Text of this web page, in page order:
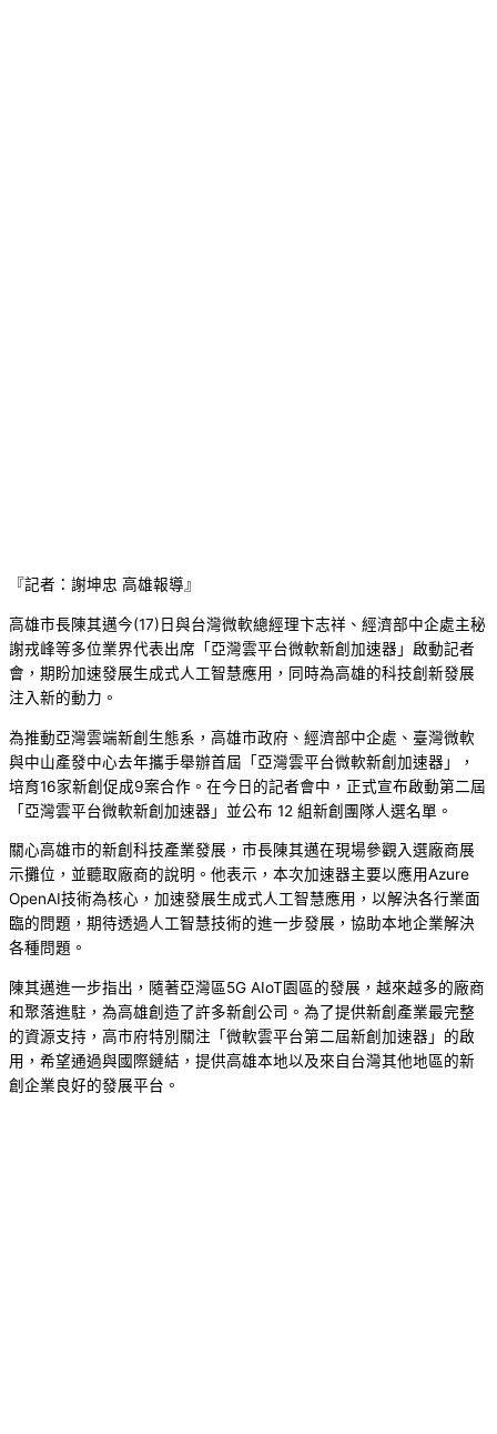
『記者：謝坤忠 高雄報導』
高雄市長陳其邁今(17)日與台灣微軟總經理卞志祥、經濟部中企處主秘
謝戎峰等多位業界代表出席「亞灣雲平台微軟新創加速器」啟動記者
會，期盼加速發展生成式人工智慧應用，同時為高雄的科技創新發展
注入新的動力。
為推動亞灣雲端新創生態系，高雄市政府、經濟部中企處、臺灣微軟
與中山產發中心去年攜手舉辦首屆「亞灣雲平台微軟新創加速器」，
培育16家新創促成9案合作。在今日的記者會中，正式宣布啟動第二屆
「亞灣雲平台微軟新創加速器」並公布 12 組新創團隊人選名單。
關心高雄市的新創科技產業發展，市長陳其邁在現場參觀入選廠商展
示攤位，並聽取廠商的說明。他表示，本次加速器主要以應用Azure
OpenAI技術為核心，加速發展生成式人工智慧應用，以解決各行業面
臨的問題，期待透過人工智慧技術的進一步發展，協助本地企業解決
各種問題。
陳其邁進一步指出，隨著亞灣區5G AIoT園區的發展，越來越多的廠商
和聚落進駐，為高雄創造了許多新創公司。為了提供新創產業最完整
的資源支持，高市府特別關注「微軟雲平台第二屆新創加速器」的啟
用，希望通過與國際鏈結，提供高雄本地以及來自台灣其他地區的新
創企業良好的發展平台。